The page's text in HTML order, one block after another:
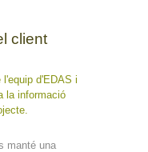
client
l'equip d'EDAS i
la informació
manté una